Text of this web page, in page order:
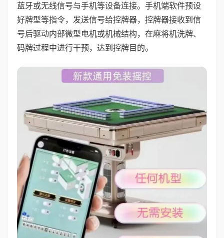
蓝牙或无线信号与手机等设备连接。手机端软件预设
好牌型等指令，发送信号给控牌器，控牌器接收到信
号后驱动内部微型电机或机械结构，在麻将机洗牌、
码牌过程中进行干预，达到控牌目的。